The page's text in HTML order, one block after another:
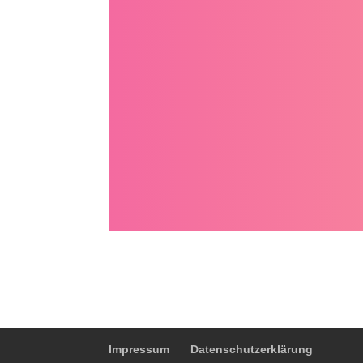
Impressum Datenschutzerklärung